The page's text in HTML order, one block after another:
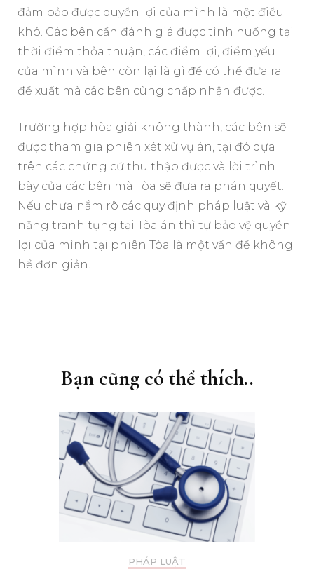
đảm bảo được quyền lợi của mình là một điều
khó. Các bên cần đánh giá được tình huống tại
thời điểm thỏa thuận, các điểm lợi, điểm yếu
của mình và bên còn lại là gì để có thể đưa ra
đề xuất mà các bên cùng chấp nhận được.
Trường hợp hòa giải không thành, các bên sẽ
được tham gia phiên xét xử vụ án, tại đó dựa
trên các chứng cứ thu thập được và lời trình
bày của các bên mà Tòa sẽ đưa ra phán quyết.
Nếu chưa nắm rõ các quy định pháp luật và kỹ
năng tranh tụng tại Tòa án thì tự bảo vệ quyền
lợi của mình tại phiên Tòa là một vấn đề không
hề đơn giản.
Bạn cũng có thể thích..
PHÁP LUẬT